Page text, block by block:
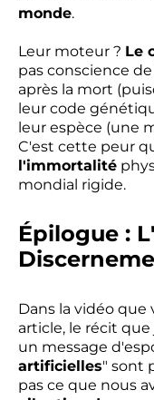
monde.
Leur moteur ? Le
pas conscience
après la mort
leur code
leur espèce (une
C'est cette peur
l'immortalité
mondial rigide.
Épilogue :
Dans la vidéo que
article, le récit
un message
artificielles" sont
pas ce que nous